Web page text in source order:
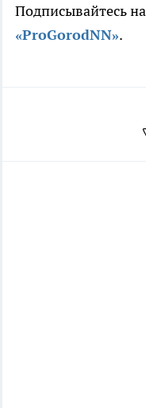
Подписывайтесь на
«ProGorodNN».